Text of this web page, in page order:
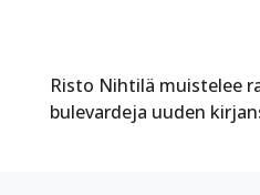
Risto Nihtilä muistelee
bulevardeja uuden